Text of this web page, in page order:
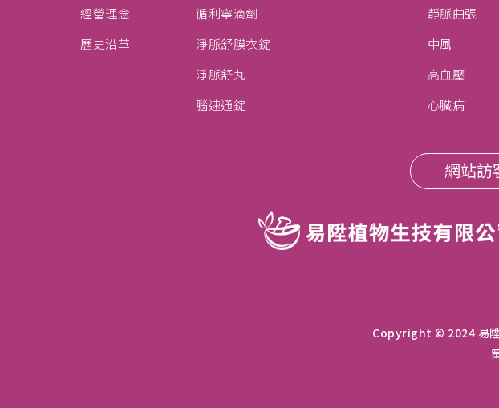
經營理念
歷史沿革
循利寧滴劑
淨脈舒膜衣錠
淨脈舒丸
腦速通錠
靜脈曲張
中風
高血壓
心臟病
網站訪
Copyright © 2024 易